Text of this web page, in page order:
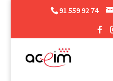
91 559 92 74